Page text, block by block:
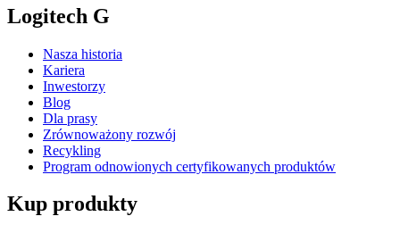
Logitech G
Nasza historia
Kariera
Inwestorzy
Blog
Dla prasy
Zrównoważony rozwój
Recykling
Program odnowionych certyfikowanych produktów
Kup produkty